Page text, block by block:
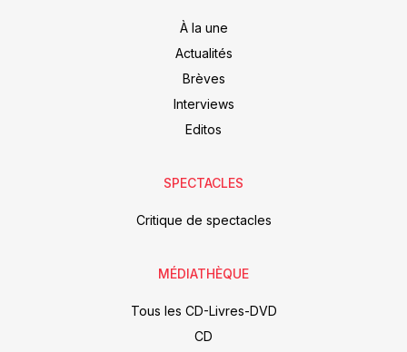
À la une
Actualités
Brèves
Interviews
Editos
SPECTACLES
Critique de spectacles
MÉDIATHÈQUE
Tous les CD-Livres-DVD
CD